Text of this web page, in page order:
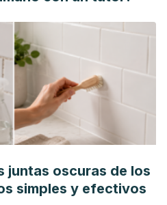
of oats on satiety. Nutrition
at:
nuv063
A. (2013). Avena sativa (Oat), a
therapeutic agent: an
in food science and
at:
. Accessed
juntas oscuras de los
simples y efectivos